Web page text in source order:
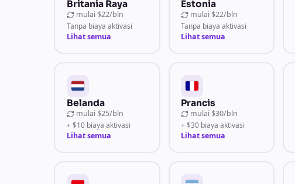
Britania Raya
mulai $22/bln
Tanpa biaya aktivasi
Lihat semua
Estonia
mulai $22/bln
Tanpa biaya aktivasi
Lihat semua
Belanda
mulai $25/bln
+ $10 biaya aktivasi
Lihat semua
Prancis
mulai $30/bln
+ $30 biaya aktivasi
Lihat semua